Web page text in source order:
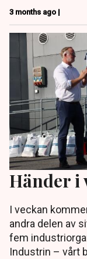
3 months ago |
Händer i
I veckan
andra delen av
fem
Industrin – vårt